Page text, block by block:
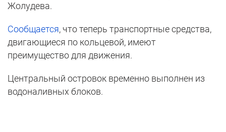
Жолудева.
Сообщается, что теперь транспортные средства,
двигающиеся по кольцевой, имеют
преимущество для движения.
Центральный островок временно выполнен из
водоналивных блоков.